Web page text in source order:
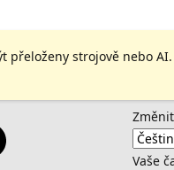
přeloženy strojově nebo AI.
Vaše